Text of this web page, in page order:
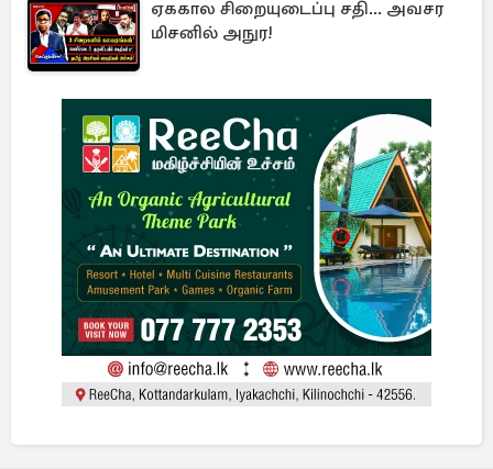
ஏககால சிறையுடைப்பு சதி... அவசர
மிசனில் அநுர!